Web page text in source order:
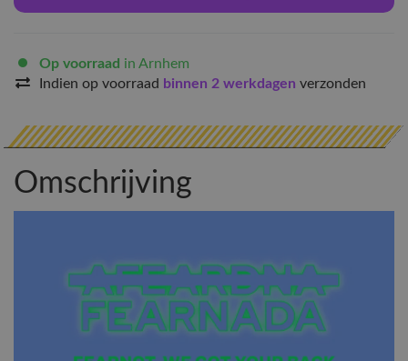
Op voorraad in Arnhem
Indien op voorraad binnen 2 werkdagen verzonden
Omschrijving